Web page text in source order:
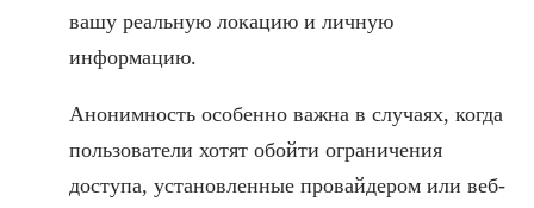
вашу реальную локацию и личную
информацию.
Анонимность особенно важна в случаях, когда
пользователи хотят обойти ограничения
доступа, установленные провайдером или веб-